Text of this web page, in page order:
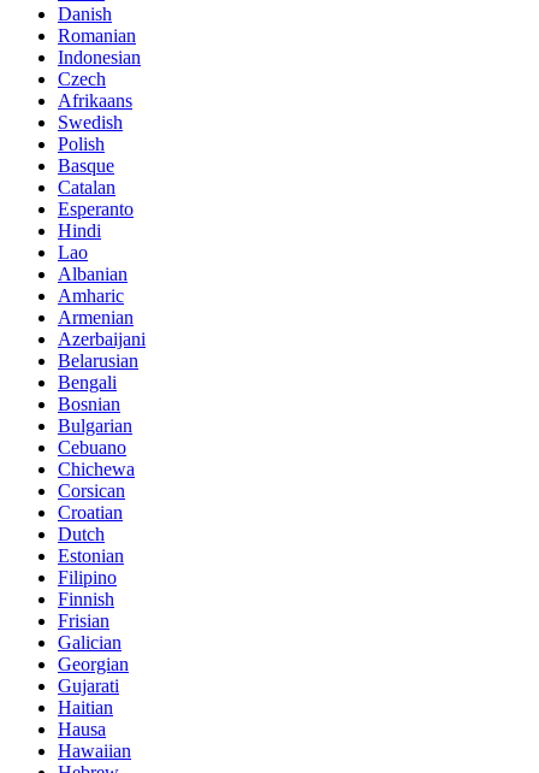
Danish
Romanian
Indonesian
Czech
Afrikaans
Swedish
Polish
Basque
Catalan
Esperanto
Hindi
Lao
Albanian
Amharic
Armenian
Azerbaijani
Belarusian
Bengali
Bosnian
Bulgarian
Cebuano
Chichewa
Corsican
Croatian
Dutch
Estonian
Filipino
Finnish
Frisian
Galician
Georgian
Gujarati
Haitian
Hausa
Hawaiian